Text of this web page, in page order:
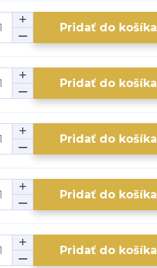
Pridať do košíka
Pridať do košíka
Pridať do košíka
Pridať do košíka
Pridať do košíka